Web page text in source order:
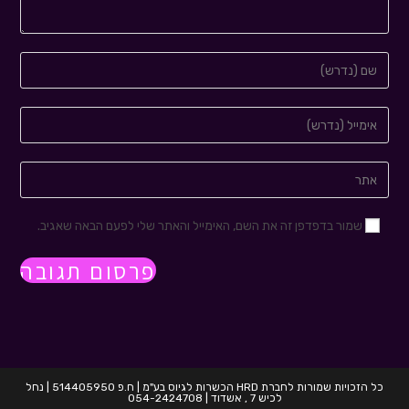
שמור בדפדפן זה את השם, האימייל והאתר שלי לפעם הבאה שאגיב.
כל הזכויות שמורות לחברת HRD הכשרות לגיוס בע"מ | ח.פ 514405950 | נחל
לכיש 7 , אשדוד | 054-2424708